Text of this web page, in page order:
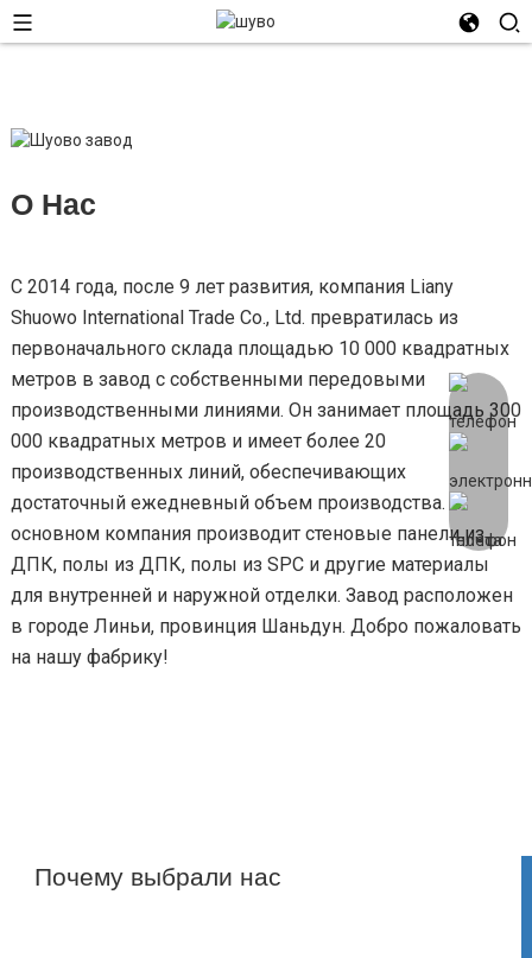
О Нас
С 2014 года, после 9 лет развития, компания Liany
Shuowo International Trade Co., Ltd. превратилась из
первоначального склада площадью 10 000 квадратных
метров в завод с собственными передовыми
производственными линиями. Он занимает площадь 300
000 квадратных метров и имеет более 20
производственных линий, обеспечивающих
достаточный ежедневный объем производства. В
основном компания производит стеновые панели из
ДПК, полы из ДПК, полы из SPC и другие материалы
для внутренней и наружной отделки. Завод расположен
в городе Линьи, провинция Шаньдун. Добро пожаловать
на нашу фабрику!
Почему выбрали нас